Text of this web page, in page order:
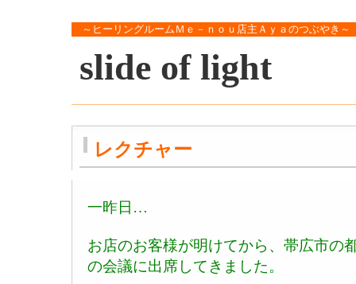
～ヒーリングルームＭｅ－ｎｏｕ店主Ａｙａのつぶやき～
slide of light
レクチャー
一昨日…
お店のお客様が明けてから、帯広市の
の会議に出席してきました。